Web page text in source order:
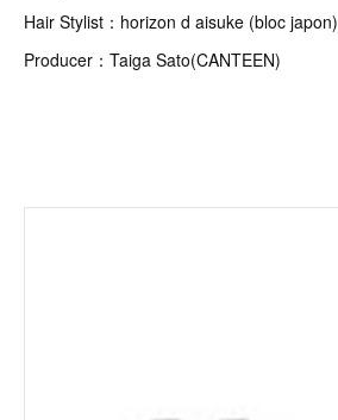
Hair Stylist：horizon d aisuke (bloc japon)
Producer：Taiga Sato(CANTEEN)